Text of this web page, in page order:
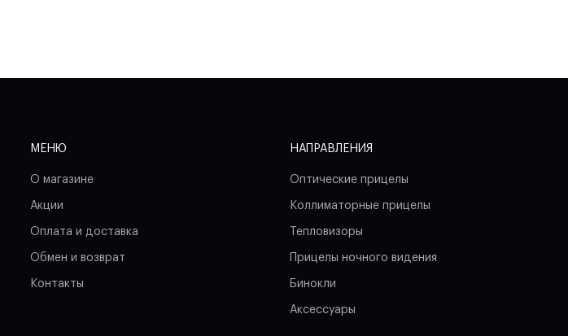
МЕНЮ
О магазине
Акции
Оплата и доставка
Обмен и возврат
Контакты
НАПРАВЛЕНИЯ
Оптические прицелы
Коллиматорные прицелы
Тепловизоры
Прицелы ночного видения
Бинокли
Аксессуары